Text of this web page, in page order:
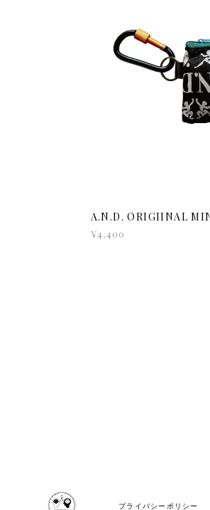
A.N.D. ORIGIINAL
¥4,400
プライバシーポリシー